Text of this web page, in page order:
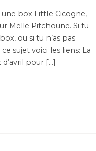
box Little Cicogne,
Melle Pitchoune. Si tu
ou si tu n’as pas
sujet voici les liens: La
pour […]